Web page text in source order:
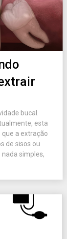
bucal.
esta
que a extração
de sisos ou
simples,